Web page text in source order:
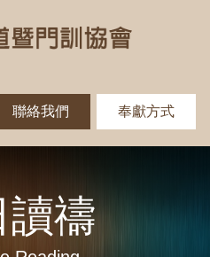
聯絡我們 奉獻方式
讀禱